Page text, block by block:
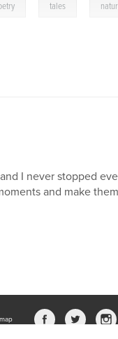
tales
I never stopped
and make